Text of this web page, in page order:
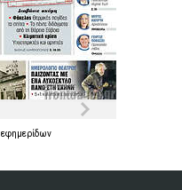
εφημερίδων